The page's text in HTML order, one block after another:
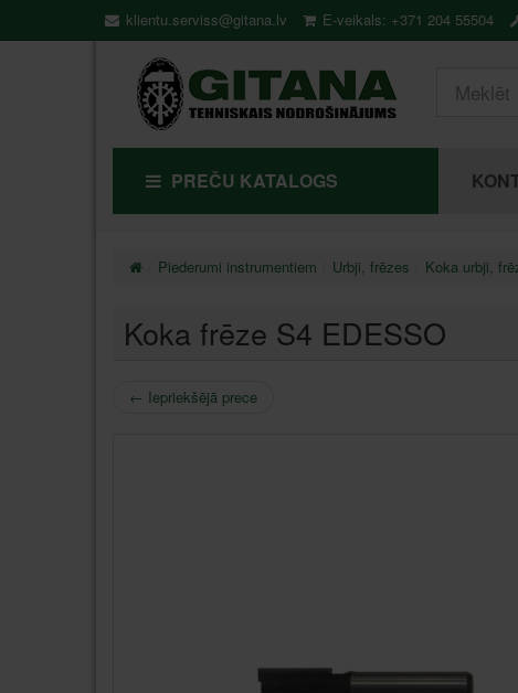
klientu.serviss@gitana.lv E-veikals: +371 204 55504
PREČU KATALOGS
Piederumi instrumentiem Urbji, frēzes Koka urbji,
Koka frēze S4 EDESSO
← Iepriekšējā prece